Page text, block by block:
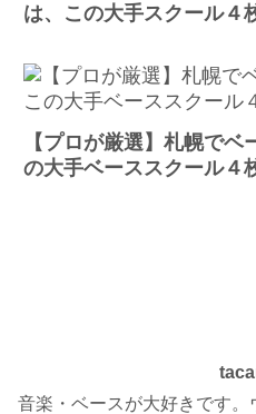
は、この大手スクール４
【プロが厳選】札幌で
の大手ベーススクール４
音楽・ベースが大好きです